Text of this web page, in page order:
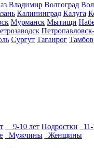
Владимир Волгоград
Калининград Калуга
Мурманск Мытищи
Сургут Таганрог Тамбов
9-10 лет Подростки
Мужчины
Женщины